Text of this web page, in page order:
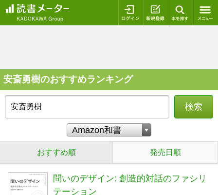
ログイン 新規登録
安斎勇樹のおすすめランキング
検索
おすすめ順 発売日順
問いのデザイン: 創造的対話のファシリ
テーション